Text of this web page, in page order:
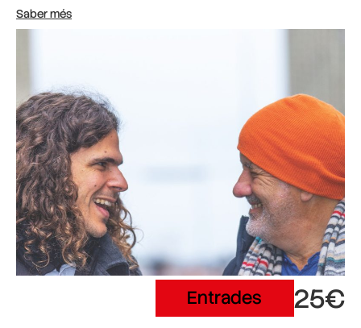
Saber més
Entrades 25€